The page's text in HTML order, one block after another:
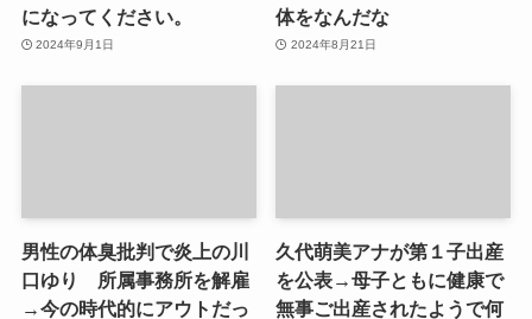
になってください。
2024年9月1日
体をなんだな
2024年8月21日
男性の体臭批判で炎上の川
口ゆり 所属事務所を解雇
→今の時代的にアウトだっ
久代萌美アナが第１子出産
を公表→母子ともに健康で
無事ご出産されたようで何